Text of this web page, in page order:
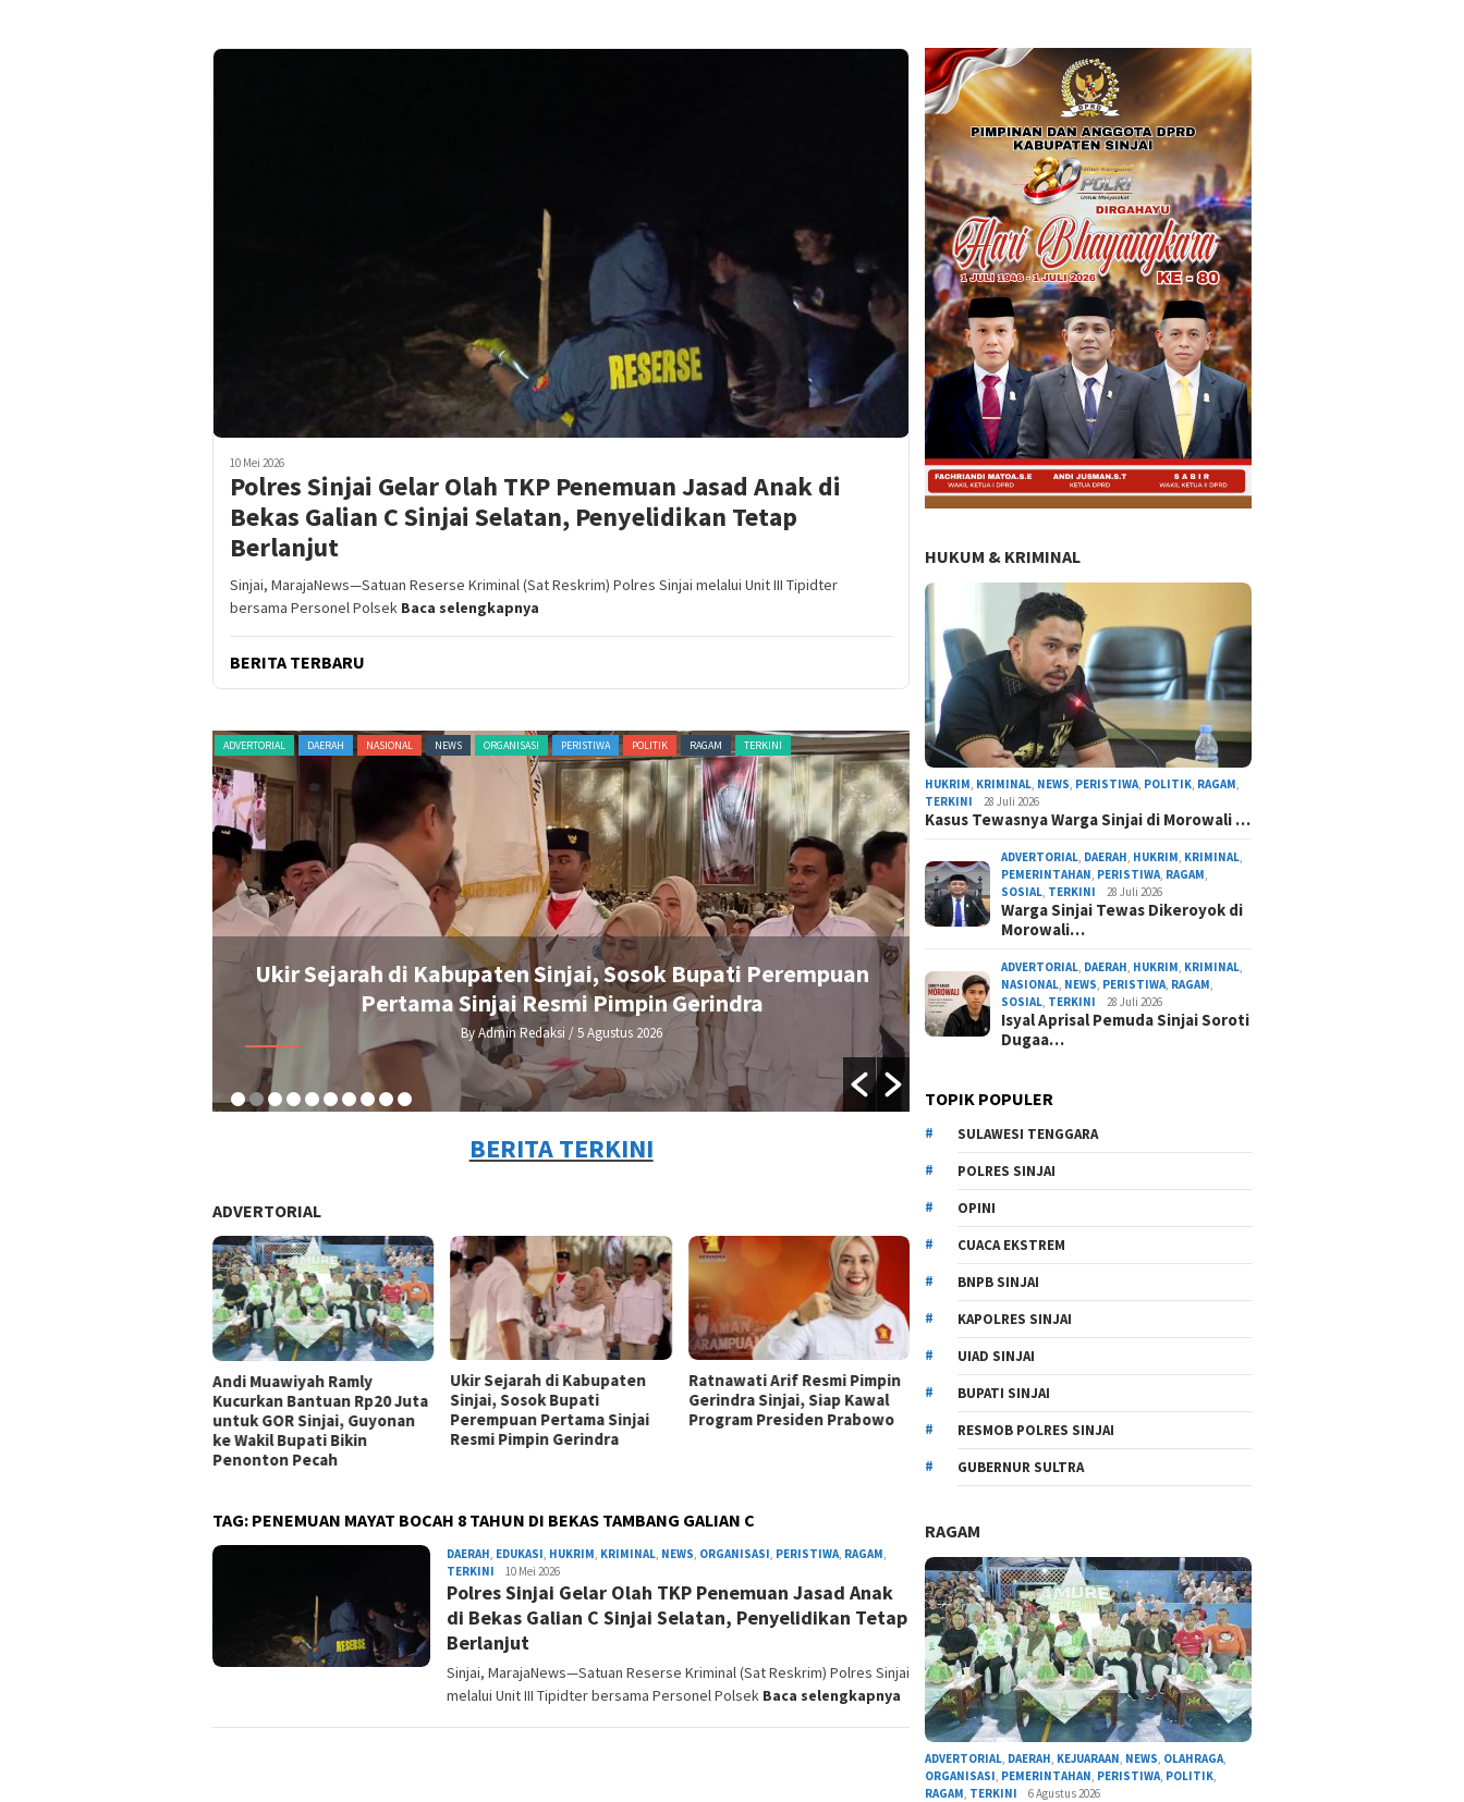
10 Mei 2026
Polres Sinjai Gelar Olah TKP Penemuan Jasad Anak di
Bekas Galian C Sinjai Selatan, Penyelidikan Tetap
Berlanjut
Sinjai, MarajaNews—Satuan Reserse Kriminal (Sat Reskrim) Polres Sinjai melalui Unit III Tipidter
bersama Personel Polsek Baca selengkapnya
BERITA TERBARU
ADVERTORIAL DAERAH NASIONAL NEWS ORGANISASI PERISTIWA POLITIK RAGAM TERKINI
Ukir Sejarah di Kabupaten Sinjai, Sosok Bupati Perempuan
Pertama Sinjai Resmi Pimpin Gerindra
By Admin Redaksi / 5 Agustus 2026
ADVERTORIAL NASIONAL NEWS ORGANISASI PERISTIWA
Ratnawati Arif Resmi Pimpin Gerindra Sinjai,
Program Presiden Prabowo
By Admin Redaksi
BERITA TERKINI
ADVERTORIAL
Andi Muawiyah Ramly
Kucurkan Bantuan Rp20 Juta
untuk GOR Sinjai, Guyonan
ke Wakil Bupati Bikin
Penonton Pecah
Ukir Sejarah di Kabupaten
Sinjai, Sosok Bupati
Perempuan Pertama Sinjai
Resmi Pimpin Gerindra
Ratnawati Arif Resmi Pimpin
Gerindra Sinjai, Siap Kawal
Program Presiden Prabowo
TAG: PENEMUAN MAYAT BOCAH 8 TAHUN DI BEKAS TAMBANG GALIAN C
DAERAH, EDUKASI, HUKRIM, KRIMINAL, NEWS, ORGANISASI, PERISTIWA, RAGAM,
TERKINI Admin
Redaksi
10 Mei 2026
Polres Sinjai Gelar Olah TKP Penemuan Jasad Anak
di Bekas Galian C Sinjai Selatan, Penyelidikan Tetap
Berlanjut
Sinjai, MarajaNews—Satuan Reserse Kriminal (Sat Reskrim) Polres Sinjai
melalui Unit III Tipidter bersama Personel Polsek Baca selengkapnya
HUKUM & KRIMINAL
HUKRIM, KRIMINAL, NEWS, PERISTIWA, POLITIK, RAGAM,
TERKINI
28 Juli 2026
Kasus Tewasnya Warga Sinjai di Morowali …
ADVERTORIAL, DAERAH, HUKRIM, KRIMINAL,
PEMERINTAHAN, PERISTIWA, RAGAM,
SOSIAL, TERKINI 28 Juli 2026
Warga Sinjai Tewas Dikeroyok di
Morowali…
ADVERTORIAL, DAERAH, HUKRIM, KRIMINAL,
NASIONAL, NEWS, PERISTIWA, RAGAM,
SOSIAL, TERKINI 28 Juli 2026
Isyal Aprisal Pemuda Sinjai Soroti
Dugaa…
TOPIK POPULER
SULAWESI TENGGARA
POLRES SINJAI
OPINI
CUACA EKSTREM
BNPB SINJAI
KAPOLRES SINJAI
UIAD SINJAI
BUPATI SINJAI
RESMOB POLRES SINJAI
GUBERNUR SULTRA
RAGAM
ADVERTORIAL DAERAH KEJUARAAN NEWS OLAHRAGA
ORGANISASI PEMERINTAHAN PERISTIWA POLITIK
RAGAM TERKINI 6 Agustus 2026